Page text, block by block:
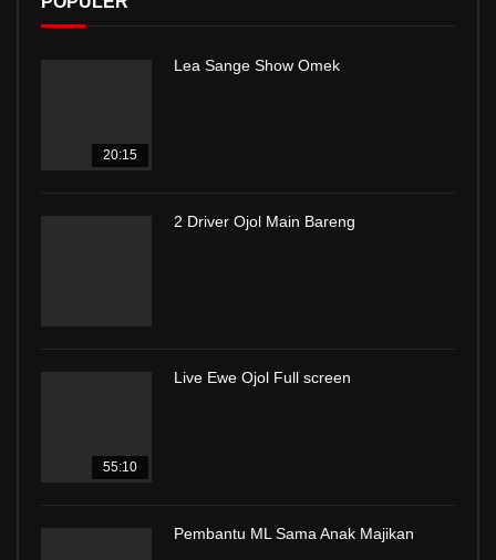
20:15
Lea Sange Show Omek
2 Driver Ojol Main Bareng
55:10
Live Ewe Ojol Full screen
Pembantu ML Sama Anak Majikan